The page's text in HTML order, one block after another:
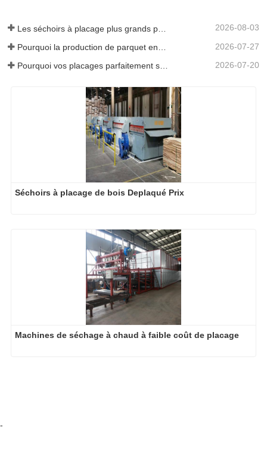
2026-08-03
2026-07-27
Pourquoi vos placages parfaitement séchés se réhumidifient-ils ? 2026-07-20
Séchoirs à placage de bois Deplaqué Prix
Machines de séchage à chaud à faible coût de placage
-